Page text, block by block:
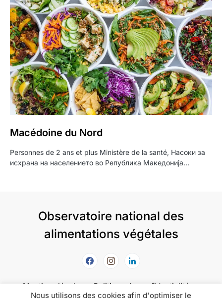
Macédoine du Nord
Personnes de 2 ans et plus Ministère de la santé, Насоки за
исхрана на населението во Република Македонија…
Observatoire national des
alimentations végétales
Mentions légales
Politique de confidentialité
Nous utilisons des cookies afin d'optimiser le